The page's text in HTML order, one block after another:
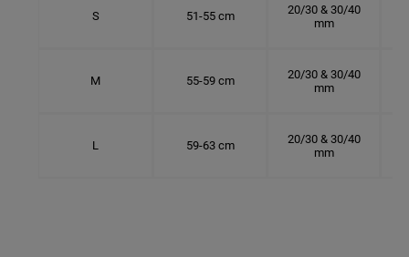
S 51-55 cm
20/30 & 30/40
mm
M 55-59 cm
20/30 & 30/40
mm
L 59-63 cm
20/30 & 30/40
mm